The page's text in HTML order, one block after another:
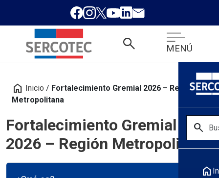
search MENÚ
search
home
home Inicio / Fortalecimiento Gremial 2026 – Región
Metropolitana
Fortalecimiento Gremial
2026 – Región Metropolitana